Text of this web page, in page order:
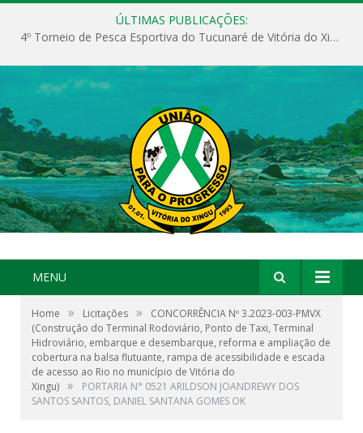
ÚLTIMAS PUBLICAÇÕES:
4º Torneio de Pesca Esportiva do Tucunaré de Vitória do Xingu
MENU
Home » Licitações »
CONCORRÊNCIA Nº 3.2023-003-PMVX
(Construção do Terminal Rodoviário, Ponto de Taxi, Terminal
Hidroviário, embarque e desembarque, reforma e ampliação de
cobertura na balsa flutuante, rampa de acessibilidade e escada
de acesso ao Rio no município de Vitória do
Xingu) »
PORTARIA N° 0521 ARILDSON JOANDREWY DOS
SANTOS SANTOS, DANIEL SANTANA GOMES OK